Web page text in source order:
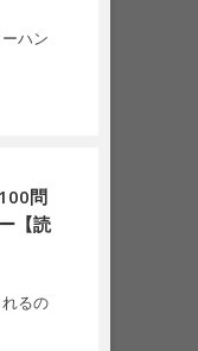
ハン
問
【読
るの